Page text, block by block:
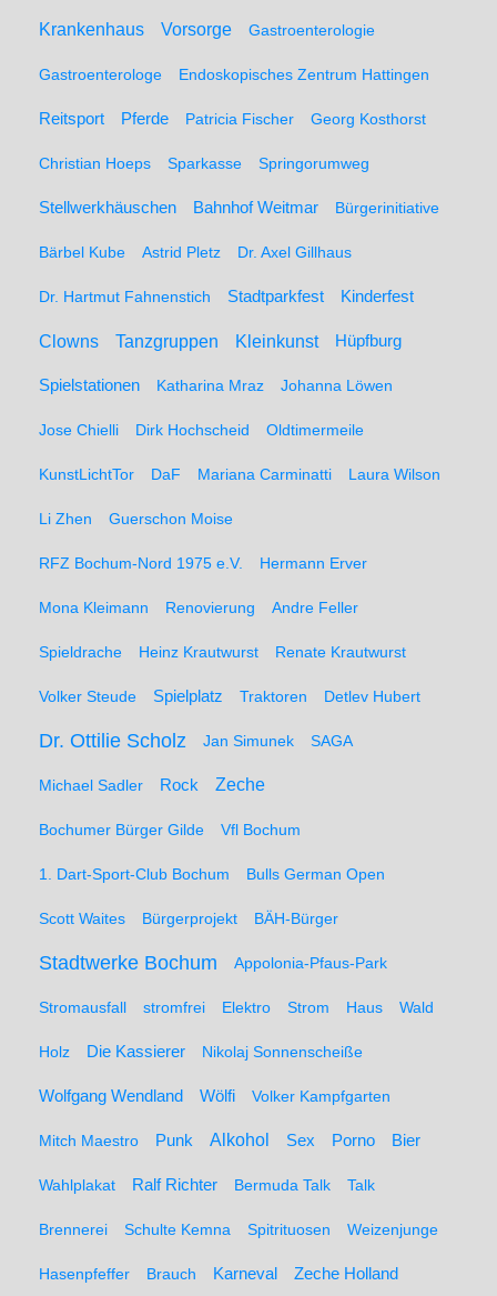
Krankenhaus Vorsorge Gastroenterologie
Gastroenterologe Endoskopisches Zentrum Hattingen
Reitsport Pferde Patricia Fischer Georg Kosthorst
Christian Hoeps Sparkasse Springorumweg
Stellwerkhäuschen Bahnhof Weitmar Bürgerinitiative
Bärbel Kube Astrid Pletz Dr. Axel Gillhaus
Dr. Hartmut Fahnenstich Stadtparkfest Kinderfest
Clowns Tanzgruppen Kleinkunst Hüpfburg
Spielstationen Katharina Mraz Johanna Löwen
Jose Chielli Dirk Hochscheid Oldtimermeile
KunstLichtTor DaF Mariana Carminatti Laura Wilson
Li Zhen Guerschon Moise
RFZ Bochum-Nord 1975 e.V. Hermann Erver
Mona Kleimann Renovierung Andre Feller
Spieldrache Heinz Krautwurst Renate Krautwurst
Volker Steude Spielplatz Traktoren Detlev Hubert
Dr. Ottilie Scholz Jan Simunek SAGA
Michael Sadler Rock Zeche
Bochumer Bürger Gilde Vfl Bochum
1. Dart-Sport-Club Bochum Bulls German Open
Scott Waites Bürgerprojekt BÄH-Bürger
Stadtwerke Bochum Appolonia-Pfaus-Park
Stromausfall stromfrei Elektro Strom Haus Wald
Holz Die Kassierer Nikolaj Sonnenscheiße
Wolfgang Wendland Wölfi Volker Kampfgarten
Mitch Maestro Punk Alkohol Sex Porno Bier
Wahlplakat Ralf Richter Bermuda Talk Talk
Brennerei Schulte Kemna Spitrituosen Weizenjunge
Hasenpfeffer Brauch Karneval Zeche Holland